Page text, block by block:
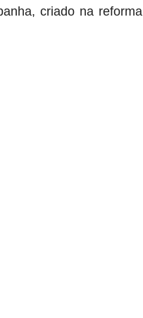
criado na reforma